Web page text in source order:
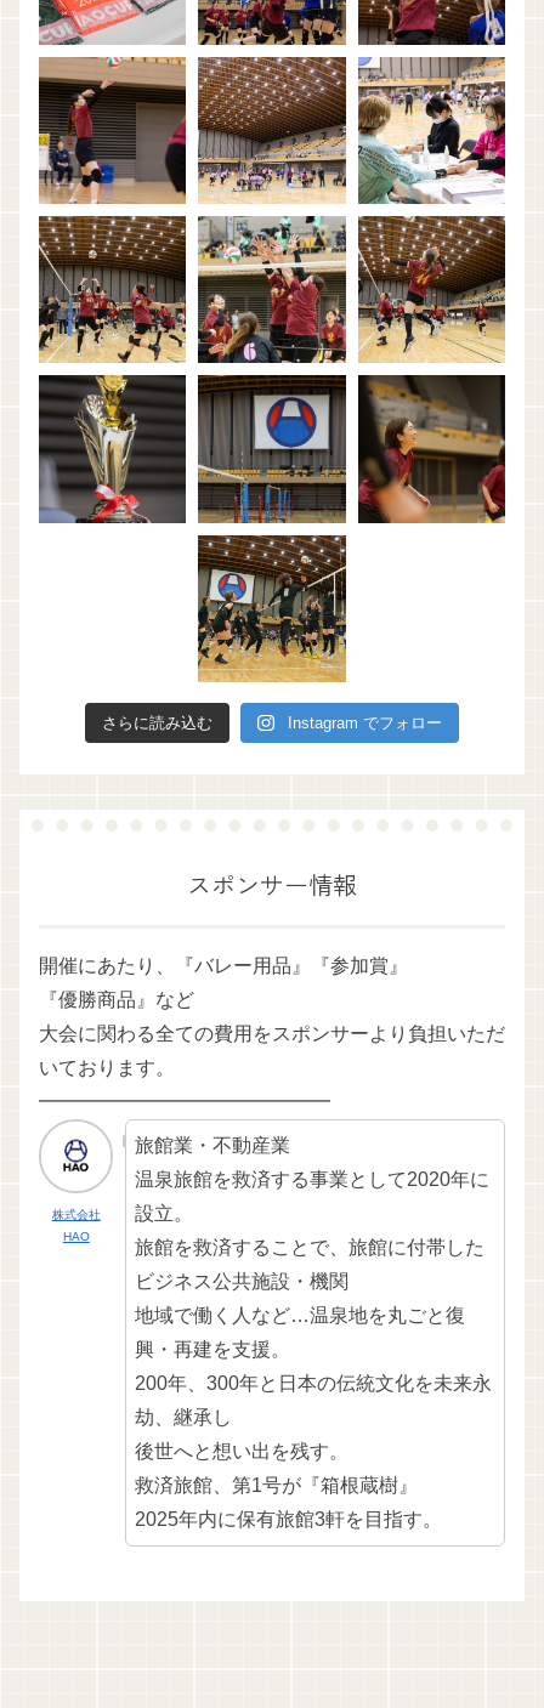
さらに読み込む Instagram でフォロー
スポンサー情報
開催にあたり、『バレー用品』『参加賞』
『優勝商品』など
大会に関わる全ての費用をスポンサーより負担いただ
いております。
━━━━━━━━━━━━━━━
株式会社
HAO
旅館業・不動産業
温泉旅館を救済する事業として2020年に
設立。
旅館を救済することで、旅館に付帯した
ビジネス公共施設・機関
地域で働く人など…温泉地を丸ごと復
興・再建を支援。
200年、300年と日本の伝統文化を未来永
劫、継承し
後世へと想い出を残す。
救済旅館、第1号が『箱根蔵樹』
2025年内に保有旅館3軒を目指す。